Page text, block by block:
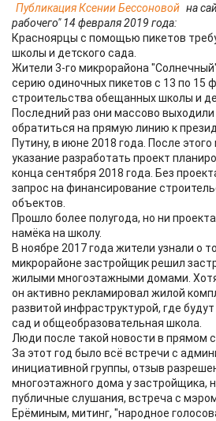
Публикация Ксении Бессоновой на
рабочего" 14 февраля 2019 года:
Красноярцы с помощью пикетов
школы и детского сада.
Жители 3-го микрорайона
серию одиночных пикетов с 13 по 15
строительства обещанных школы и
Последний раз они массово
обратиться на прямую линию к
Путину, в июне 2018 года. После
указание разработать проект
конца сентября 2018 года. Без
запрос на финансирование
объектов.
Прошло более полугода, но ни
намёка на школу.
В ноябре 2017 года жители узнали о
микрорайоне застройщик решил
жилыми многоэтажными домами.
он активно рекламировал жилой
развитой инфраструктурой, где
сад и общеобразовательная школа.
Люди после такой новости в прямом
За этот год было всё встречи с
инициативной группы, отзыв
многоэтажного дома у застройщика,
публичные слушания, встреча с
Ерёминым, митинг, "народное